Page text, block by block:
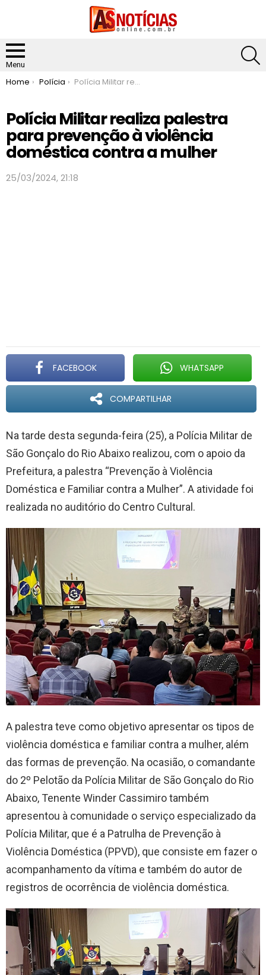
Menu
You are here:
Home Polícia Polícia Militar realiza palestra para prevenção à violência doméstica contra a mulher
Polícia Militar realiza palestra
para prevenção à violência
doméstica contra a mulher
25/03/2024, 21:18
FACEBOOK WHATSAPP
COMPARTILHAR
Na tarde desta segunda-feira (25), a Polícia Militar de
São Gonçalo do Rio Abaixo realizou, com o apoio da
Prefeitura, a palestra “Prevenção à Violência
Doméstica e Familiar contra a Mulher”. A atividade foi
realizada no auditório do Centro Cultural.
A palestra teve como objetivo apresentar os tipos de
violência doméstica e familiar contra a mulher, além
das formas de prevenção. Na ocasião, o comandante
do 2º Pelotão da Polícia Militar de São Gonçalo do Rio
Abaixo, Tenente Winder Cassimiro também
apresentou à comunidade o serviço especializado da
Polícia Militar, que é a Patrulha de Prevenção à
Violência Doméstica (PPVD), que consiste em fazer o
acompanhamento da vítima e também do autor de
registros de ocorrência de violência doméstica.